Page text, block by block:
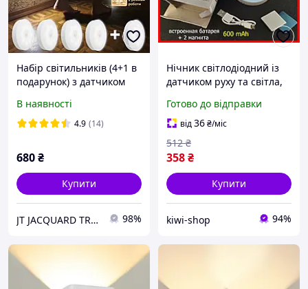
Набір світильників (4+1 в
подарунок) з датчиком
акумулятором на магніті
для шафи, коридору,
В наявності
4.9 (14)
680₴
Купити
JT JACQUARD TREE 98%
Нічник світлодіодний із
датчиком руху та світла,
автовимкненням для
спальні білий
Готово до відправки
від36₴/міс
358₴
512 ₴
Купити
kiwi-shop 94%